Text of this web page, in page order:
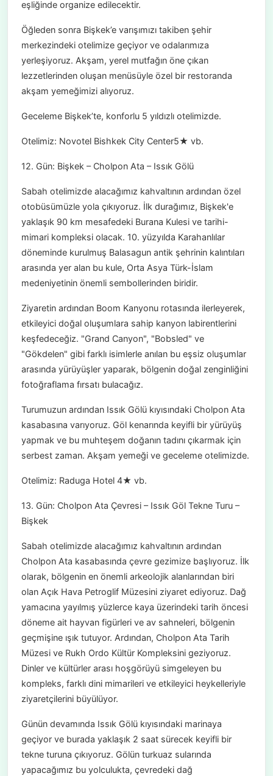
eşliğinde organize edilecektir.
Öğleden sonra Bişkek’e varışımızı takiben şehir
merkezindeki otelimize geçiyor ve odalarımıza
yerleşiyoruz. Akşam, yerel mutfağın öne çıkan
lezzetlerinden oluşan menüsüyle özel bir restoranda
akşam yemeğimizi alıyoruz.
Geceleme Bişkek’te, konforlu 5 yıldızlı otelimizde.
Otelimiz: Novotel Bishkek City Center5★ vb.
12. Gün: Bişkek – Cholpon Ata – Issık Gölü
Sabah otelimizde alacağımız kahvaltının ardından özel
otobüsümüzle yola çıkıyoruz. İlk durağımız, Bişkek'e
yaklaşık 90 km mesafedeki Burana Kulesi ve tarihi-
mimari kompleksi olacak. 10. yüzyılda Karahanlılar
döneminde kurulmuş Balasagun antik şehrinin kalıntıları
arasında yer alan bu kule, Orta Asya Türk-İslam
medeniyetinin önemli sembollerinden biridir.
Ziyaretin ardından Boom Kanyonu rotasında ilerleyerek,
etkileyici doğal oluşumlara sahip kanyon labirentlerini
keşfedeceğiz. "Grand Canyon", "Bobsled" ve
"Gökdelen" gibi farklı isimlerle anılan bu eşsiz oluşumlar
arasında yürüyüşler yaparak, bölgenin doğal zenginliğini
fotoğraflama fırsatı bulacağız.
Turumuzun ardından Issık Gölü kıyısındaki Cholpon Ata
kasabasına varıyoruz. Göl kenarında keyifli bir yürüyüş
yapmak ve bu muhteşem doğanın tadını çıkarmak için
serbest zaman. Akşam yemeği ve geceleme otelimizde.
Otelimiz: Raduga Hotel 4★ vb.
13. Gün: Cholpon Ata Çevresi – Issık Göl Tekne Turu –
Bişkek
Sabah otelimizde alacağımız kahvaltının ardından
Cholpon Ata kasabasında çevre gezimize başlıyoruz. İlk
olarak, bölgenin en önemli arkeolojik alanlarından biri
olan Açık Hava Petroglif Müzesini ziyaret ediyoruz. Dağ
yamacına yayılmış yüzlerce kaya üzerindeki tarih öncesi
döneme ait hayvan figürleri ve av sahneleri, bölgenin
geçmişine ışık tutuyor. Ardından, Cholpon Ata Tarih
Müzesi ve Rukh Ordo Kültür Kompleksini geziyoruz.
Dinler ve kültürler arası hoşgörüyü simgeleyen bu
kompleks, farklı dini mimarileri ve etkileyici heykelleriyle
ziyaretçilerini büyülüyor.
Günün devamında Issık Gölü kıyısındaki marinaya
geçiyor ve burada yaklaşık 2 saat sürecek keyifli bir
tekne turuna çıkıyoruz. Gölün turkuaz sularında
yapacağımız bu yolculukta, çevredeki dağ